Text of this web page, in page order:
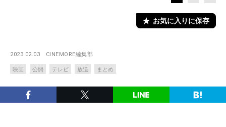
お気に入りに保存
2023.02.03 CINEMORE編集部
映画 公開 テレビ 放送 まとめ